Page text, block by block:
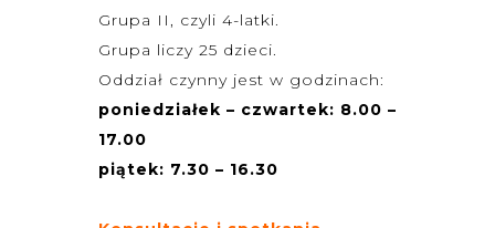
Grupa II, czyli 4-latki.
Grupa liczy 25 dzieci.
Oddział czynny jest w godzinach:
poniedziałek – czwartek: 8.00 –
17.00
piątek: 7.30 – 16.30